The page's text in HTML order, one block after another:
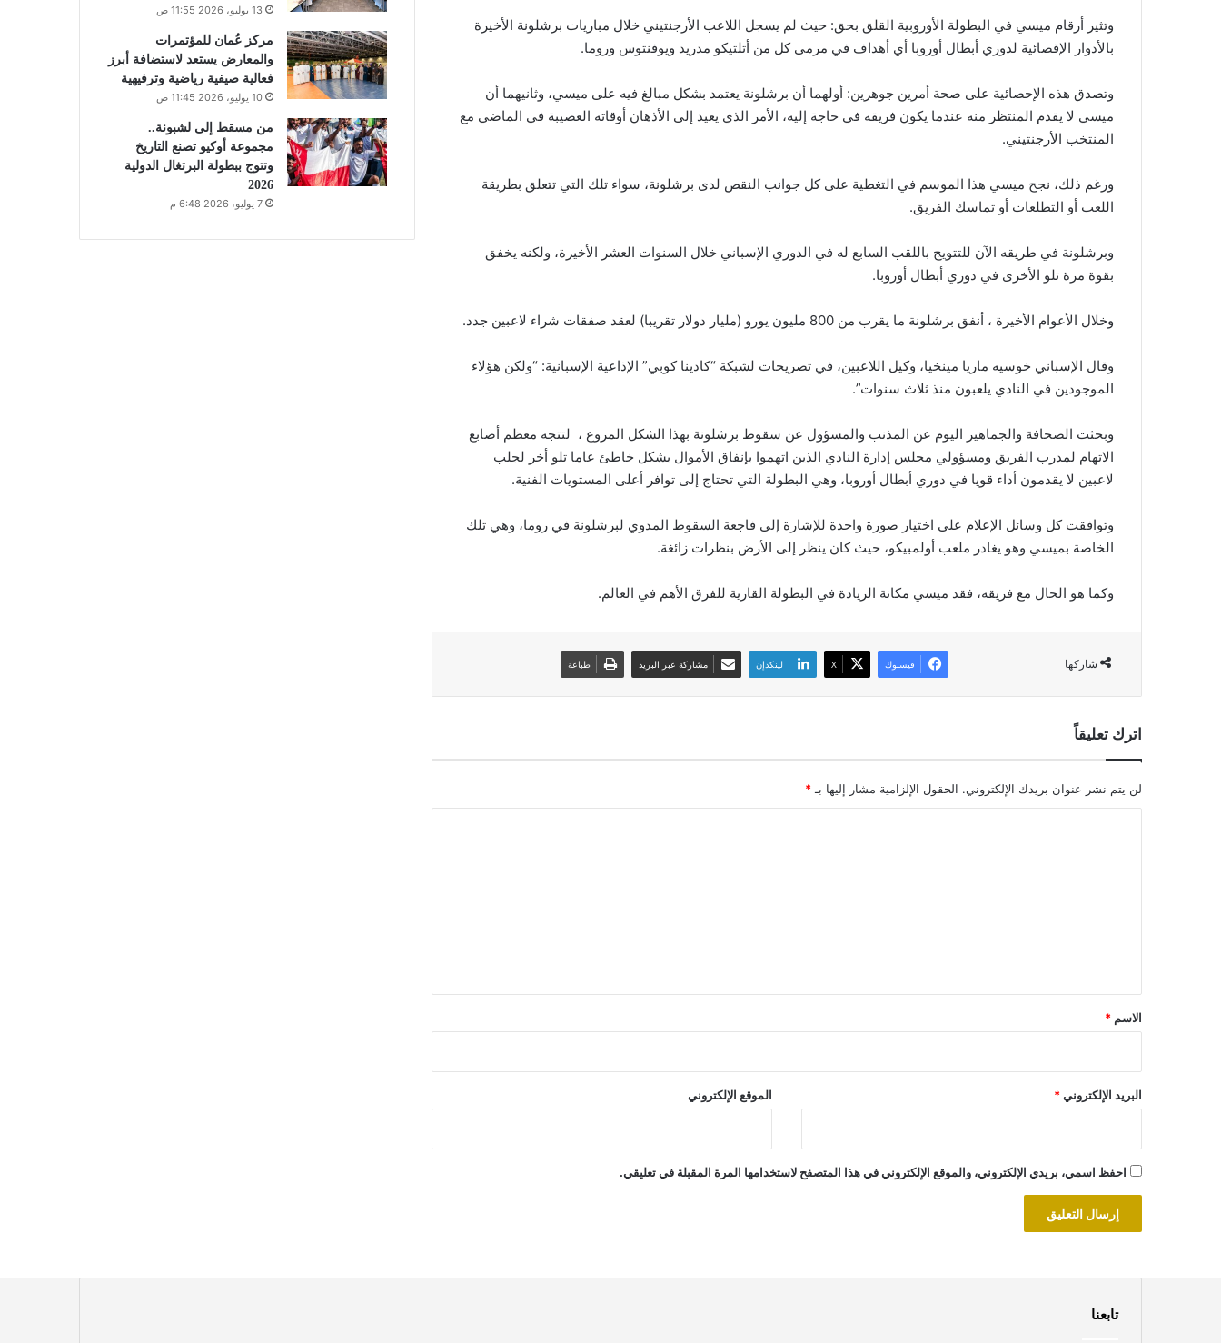
وتثير أرقام ميسي في البطولة الأوروبية القلق بحق: حيث لم يسجل اللاعب الأرجنتيني خلال مباريات برشلونة الأخيرة
بالأدوار الإقصائية لدوري أبطال أوروبا أي أهداف في مرمى كل من أتلتيكو مدريد ويوفنتوس وروما.
وتصدق هذه الإحصائية على صحة أمرين جوهرين: أولهما أن برشلونة يعتمد بشكل مبالغ فيه على ميسي، وثانيهما أن
ميسي لا يقدم المنتظر منه عندما يكون فريقه في حاجة إليه، الأمر الذي يعيد إلى الأذهان أوقاته العصيبة في الماضي مع
المنتخب الأرجنتيني.
ورغم ذلك، نجح ميسي هذا الموسم في التغطية على كل جوانب النقص لدى برشلونة، سواء تلك التي تتعلق بطريقة
اللعب أو التطلعات أو تماسك الفريق.
وبرشلونة في طريقه الآن للتتويج باللقب السابع له في الدوري الإسباني خلال السنوات العشر الأخيرة، ولكنه يخفق
بقوة مرة تلو الأخرى في دوري أبطال أوروبا.
وخلال الأعوام الأخيرة ، أنفق برشلونة ما يقرب من 800 مليون يورو (مليار دولار تقريبا) لعقد صفقات شراء لاعبين جدد.
وقال الإسباني خوسيه ماريا مينخيا، وكيل اللاعبين، في تصريحات لشبكة “كادينا كوبي” الإذاعية الإسبانية: “ولكن هؤلاء
الموجودين في النادي يلعبون منذ ثلاث سنوات”.
وبحثت الصحافة والجماهير اليوم عن المذنب والمسؤول عن سقوط برشلونة بهذا الشكل المروع ، لتتجه معظم أصابع
الاتهام لمدرب الفريق ومسؤولي مجلس إدارة النادي الذين اتهموا بإنفاق الأموال بشكل خاطئ عاما تلو أخر لجلب
لاعبين لا يقدمون أداء قويا في دوري أبطال أوروبا، وهي البطولة التي تحتاج إلى توافر أعلى المستويات الفنية.
وتوافقت كل وسائل الإعلام على اختيار صورة واحدة للإشارة إلى فاجعة السقوط المدوي لبرشلونة في روما، وهي تلك
الخاصة بميسي وهو يغادر ملعب أولمبيكو، حيث كان ينظر إلى الأرض بنظرات زائغة.
وكما هو الحال مع فريقه، فقد ميسي مكانة الريادة في البطولة القارية للفرق الأهم في العالم.
شاركها فيسبوك ‫X لينكدإن مشاركة عبر البريد طباعة
اترك تعليقاً
لن يتم نشر عنوان بريدك الإلكتروني. الحقول الإلزامية مشار إليها بـ *
*
الاسم *
البريد الإلكتروني* الموقع الإلكتروني
احفظ اسمي، بريدي الإلكتروني، والموقع الإلكتروني في هذا المتصفح لاستخدامها المرة المقبلة في تعليقي.
13 يوليو، 2026 11:55 ص
مركز عُمان للمؤتمرات
والمعارض يستعد لاستضافة أبرز
فعالية صيفية رياضية وترفيهية
10 يوليو، 2026 11:45 ص
من مسقط إلى لشبونة..
مجموعة أوكيو تصنع التاريخ
وتتوج ببطولة البرتغال الدولية
2026
7 يوليو، 2026 6:48 م
تابعنا